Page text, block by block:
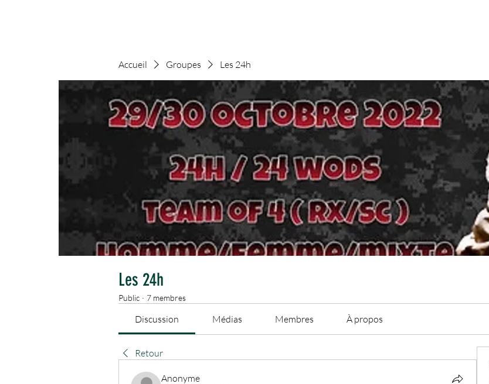
Accueil Groupes Les 24h
Les 24h
Public · 7 membres
Discussion Médias Membres À propos
Retour
Anonyme